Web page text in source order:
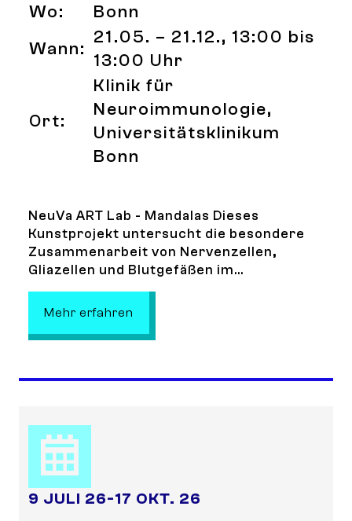
Wo:
Bonn
Wann:
21.05. – 21.12., 13:00 bis
13:00 Uhr
Ort:
Klinik für
Neuroimmunologie,
Universitätsklinikum
Bonn
NeuVa ART Lab - Mandalas Dieses
Kunstprojekt untersucht die besondere
Zusammenarbeit von Nervenzellen,
Gliazellen und Blutgefäßen im...
Mehr erfahren
9 JULI 26-17 OKT. 26